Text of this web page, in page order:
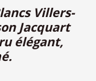
Villers-
Jacquart
élégant,